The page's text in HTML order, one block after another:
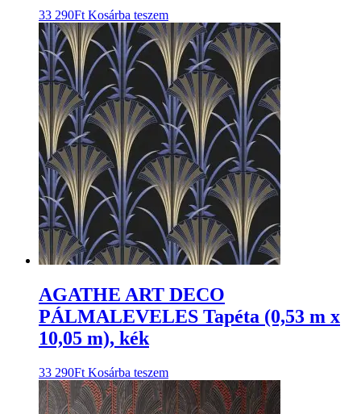
33 290Ft Kosárba teszem
AGATHE ART DECO
PÁLMALEVELES Tapéta (0,53 m x
10,05 m), kék
33 290Ft Kosárba teszem